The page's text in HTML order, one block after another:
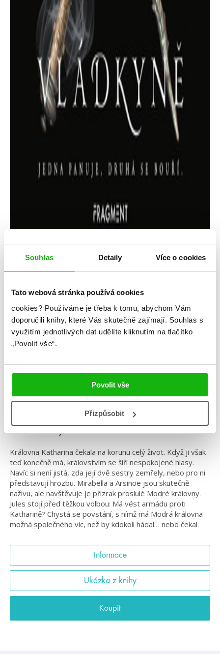
Souhlas Detaily Více o cookies
Tato webová stránka používá cookies
cookies? Používáme je třeba k tomu, abychom Vám
doporučili knihy, které Vás skutečně zajímají. Souhlas s
využitím jednotlivých dat udělíte kliknutím na tlačítko
„Povolit vše“.
Povolit vše
Přizpůsobit
Dvě temné vládkyně
Kendare Blake
Temné koruny.
Královna Katharina čekala na korunu celý život. Když ji však
teď konečně má, královstvím se šíří nespokojené hlasy.
Navíc si není jistá, zda její dvě sestry zemřely, nebo pro ni
představují hrozbu. Mirabella a Arsinoe jsou skutečně
naživu, ale navštěvuje je přízrak proslulé Modré královny.
Jules stojí před těžkou volbou: Má vést armádu proti
Katharině? Chystá se povstání, s nímž má Modrá královna
možná společného víc, než by kdokoli hádal… nebo čekal.
Informace
Ukázka z knihy
Koupit